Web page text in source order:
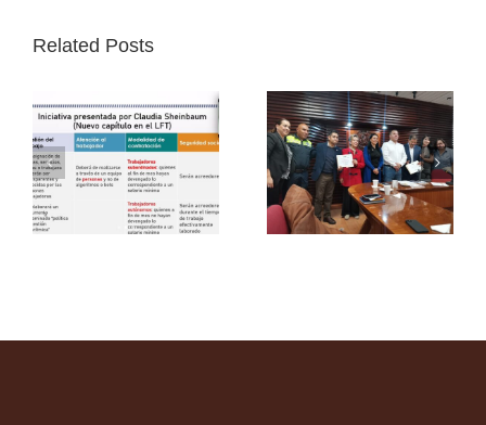
Related Posts